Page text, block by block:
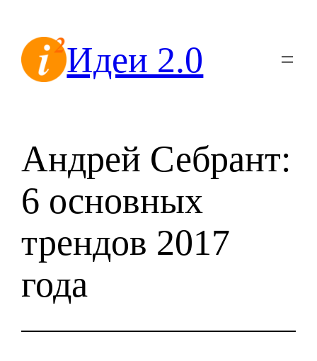
содержимомуИдеи 2.0
Андрей Себрант:
6 основных
трендов 2017
года